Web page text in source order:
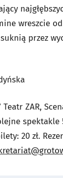
wreszcie
przez
ZAR,
spektakle
20 zł.